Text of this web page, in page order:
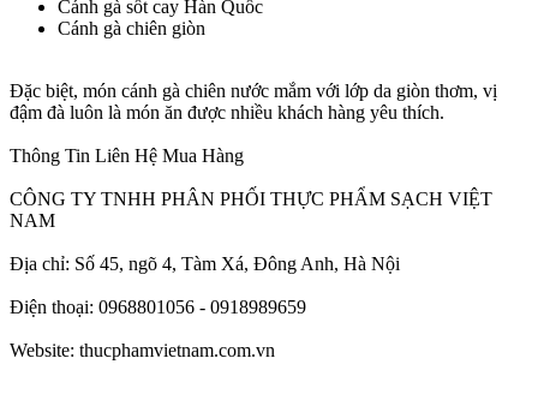
Cánh gà sốt cay Hàn Quốc
Cánh gà chiên giòn
Đặc biệt, món cánh gà chiên nước mắm với lớp da giòn thơm, vị
đậm đà luôn là món ăn được nhiều khách hàng yêu thích.
Thông Tin Liên Hệ Mua Hàng
CÔNG TY TNHH PHÂN PHỐI THỰC PHẨM SẠCH VIỆT
NAM
Địa chỉ: Số 45, ngõ 4, Tàm Xá, Đông Anh, Hà Nội
Điện thoại: 0968801056 - 0918989659
Website: thucphamvietnam.com.vn